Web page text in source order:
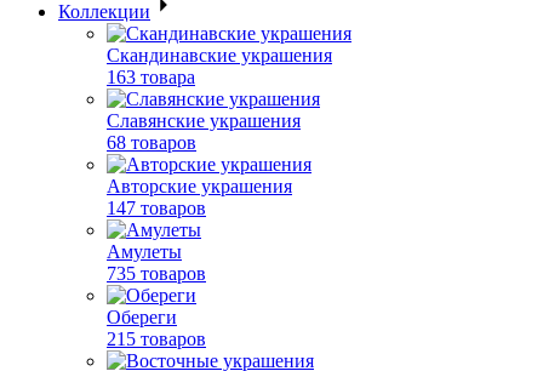
Коллекции
Скандинавские украшения
163 товара
Славянские украшения
68 товаров
Авторские украшения
147 товаров
Амулеты
735 товаров
Обереги
215 товаров